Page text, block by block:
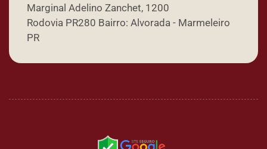
Marginal Adelino Zanchet, 1200
Rodovia PR280 Bairro: Alvorada - Marmeleiro
PR